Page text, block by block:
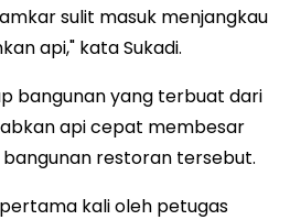
sulit masuk menjangkau
api," kata Sukadi.
bangunan yang terbuat dari
api cepat membesar
restoran tersebut.
kali oleh petugas